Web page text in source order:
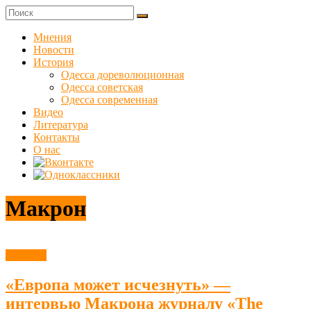
Skip
to
content
Куликовец
Сайт
одесского
сопротивления
Мнения
Новости
История
Одесса дореволюционная
Одесса советская
Одесса современная
Видео
Литература
Контакты
О нас
Макрон
«Европа может исчезнуть» —
интервью Макрона журналу «The